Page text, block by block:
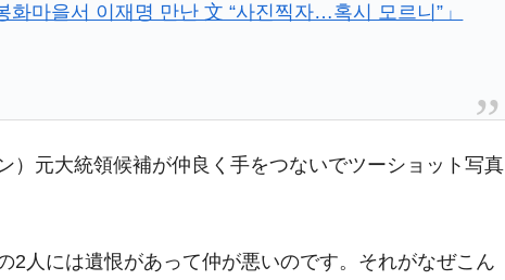
全産業の半分未満しか雇用を生まない
ル』純借入金が約8兆。信用格付け「ネガティブ」にダウン
進技術の塊！
いる都道府県とは？
화마을서 이재명 만난 文 “사진찍자…혹시 모르니”」
）元大統領候補が仲良く手をつないでツーショット写真
2人には遺恨があって仲が悪いのです。それがなぜこん